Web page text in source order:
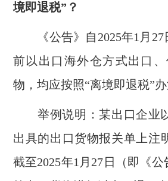
境即退税”？
《公告》自2025年1月27
前以出口海外仓方式出口
物，均应按照“离境即退税”
举例说明：某出口企业
出具的出口货物报关单上注
截至2025年1月27日（即《